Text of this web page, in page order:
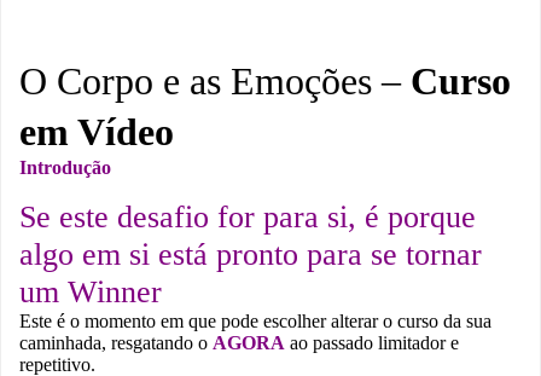
O Corpo e as Emoções – Curso
em Vídeo
Introdução
Se este desafio for para si, é porque
algo em si está pronto para se tornar
um Winner
Este é o momento em que pode escolher alterar o curso da sua
caminhada, resgatando o AGORA ao passado limitador e
repetitivo.